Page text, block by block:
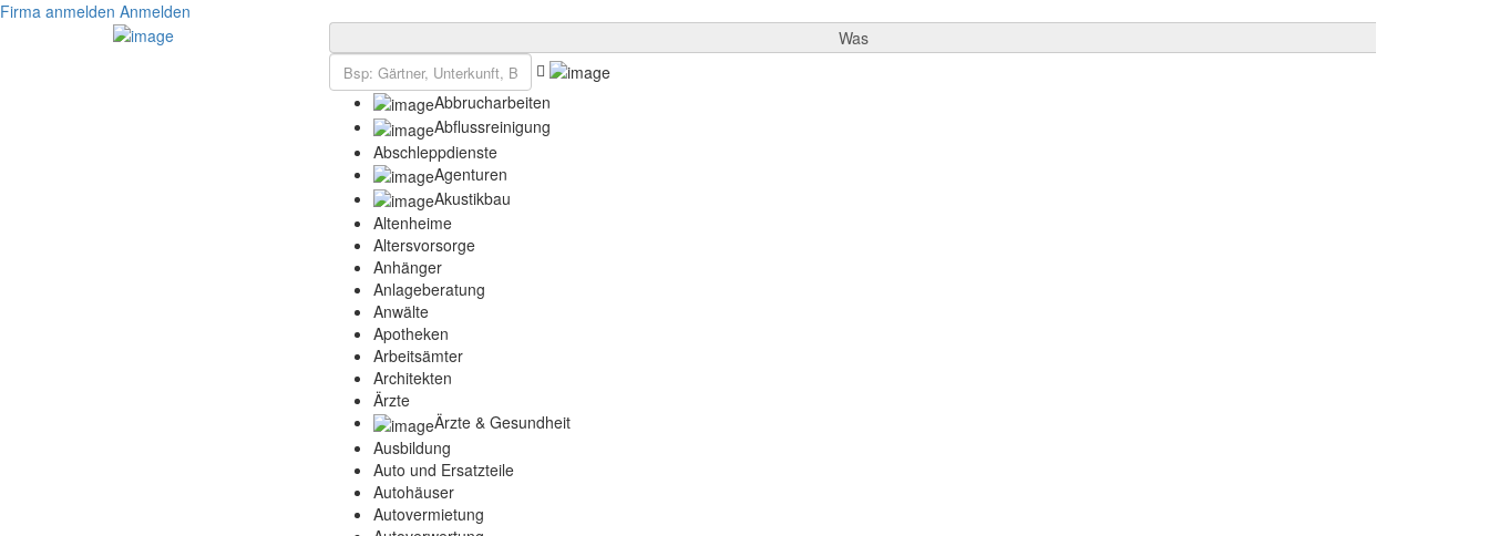
Firma anmelden Anmelden
Was
Abbrucharbeiten
Abflussreinigung
Abschleppdienste
Agenturen
Akustikbau
Altenheime
Altersvorsorge
Anhänger
Anlageberatung
Anwälte
Apotheken
Arbeitsämter
Architekten
Ärzte
Ärzte & Gesundheit
Ausbildung
Auto und Ersatzteile
Autohäuser
Autovermietung